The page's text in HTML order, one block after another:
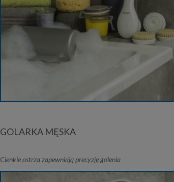
GOLARKA MĘSKA
Cienkie ostrza zapewniają precyzję golenia